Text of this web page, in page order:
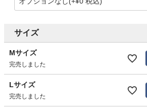
サイズ
Mサイズ
完売しました
Lサイズ
完売しました